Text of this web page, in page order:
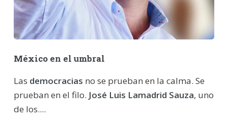
México en el umbral
Las democracias no se prueban en la calma. Se
prueban en el filo. José Luis Lamadrid Sauza, uno
de los....